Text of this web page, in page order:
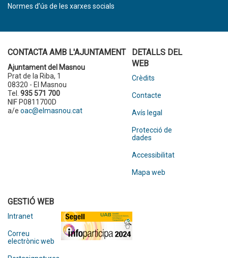
Normes d’ús de les xarxes socials
CONTACTA AMB L'AJUNTAMENT
Ajuntament del Masnou
Prat de la Riba, 1
08320 - El Masnou
Tel. 935 571 700
NIF P0811700D
a/e oac@elmasnou.cat
DETALLS DEL
WEB
Crèdits
Contacte
Avís legal
Protecció de
dades
Accessibilitat
Mapa web
GESTIÓ WEB
Intranet
Correu
electrònic web